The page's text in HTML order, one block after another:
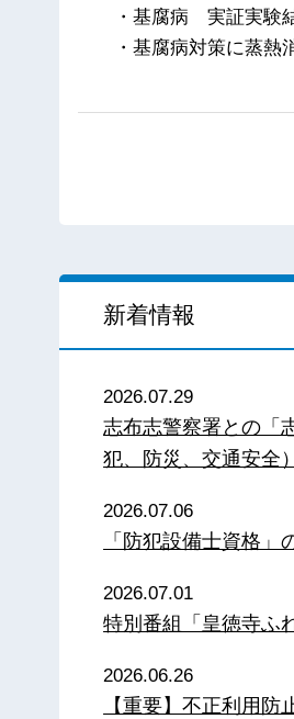
・基腐病 実証実験
・基腐病対策に蒸熱
新着情報
2026.07.29
志布志警察署との「
犯、防災、交通安全
2026.07.06
「防犯設備士資格」
2026.07.01
特別番組「皇徳寺ふ
2026.06.26
【重要】不正利用